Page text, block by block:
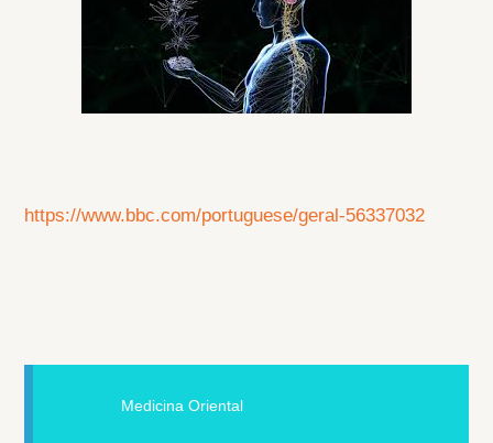
https://www.bbc.com/portuguese/geral-56337032
Medicina Oriental